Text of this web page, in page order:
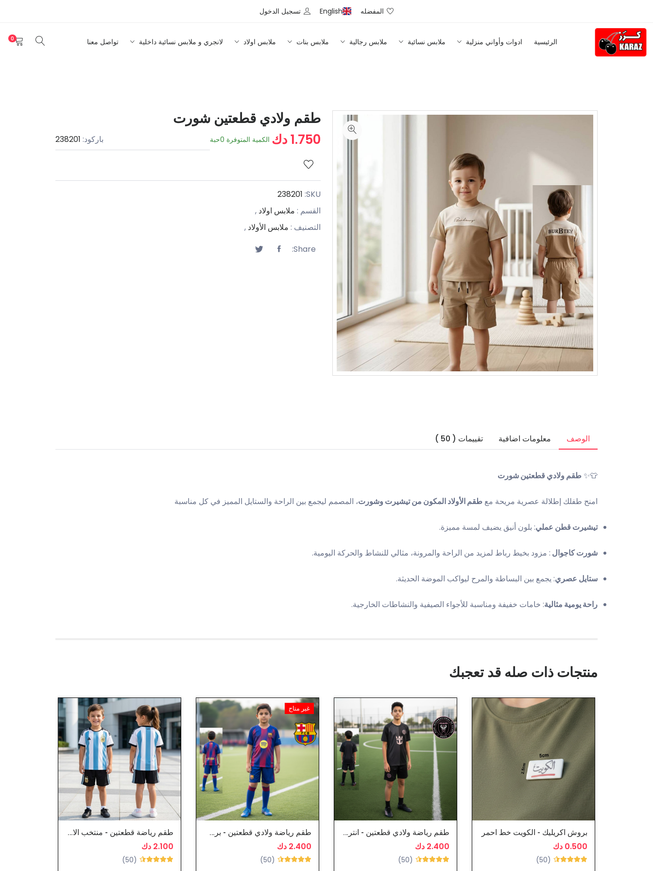
المفضله English تسجيل الدخول
الرئيسية ادوات وأواني منزلية ملابس نسائية ملابس رجالية ملابس بنات ملابس اولاد لانجري و ملابس نسائية داخلية تواصل معنا 0
طقم ولادي قطعتين شورت
1.750 دك الكمية المتوفرة 0حبة باركود: 238201
SKU:
238201
القسم : ملابس اولاد ,
التصنيف : ملابس الأولاد ,
Share:
الوصف معلومات اضافية تقييمات ( 50 )
👕✨طقم ولادي قطعتين شورت
امنح طفلك إطلالة عصرية مريحة مع طقم الأولاد المكون من تيشيرت وشورت، المصمم ليجمع بين الراحة والستايل المميز في كل مناسبة
تيشيرت قطن عملي: بلون أنيق يضيف لمسة مميزة.
شورت كاجوال : مزود بخيط رباط لمزيد من الراحة والمرونة، مثالي للنشاط والحركة اليومية.
ستايل عصري: يجمع بين البساطة والمرح ليواكب الموضة الحديثة.
راحة يومية مثالية: خامات خفيفة ومناسبة للأجواء الصيفية والنشاطات الخارجية.
منتجات ذات صله قد تعجبك
بروش اكريليك - الكويت خط احمر
0.500 دك
(50)
طقم رياضة ولادي قطعتين - انتر ميامي
2.400 دك
(50)
غير متاح
طقم رياضة ولادي قطعتين - برشلونة
2.400 دك
(50)
طقم رياضة قطعتين - منتخب الارجنتين
2.100 دك
(50)